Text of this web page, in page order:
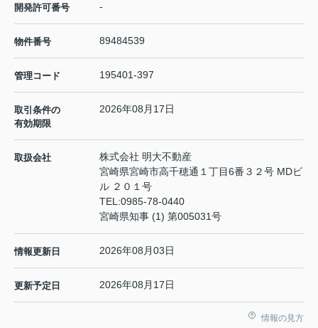
開発許可番号 -
物件番号 89484539
管理コード 195401-397
取引条件の
有効期限
2026年08月17日
取扱会社
株式会社 明大不動産
宮崎県宮崎市高千穂通１丁目6番３２号 MDビ
ル ２０１号
TEL:0985-78-0440
宮崎県知事 (1) 第005031号
情報更新日 2026年08月03日
更新予定日 2026年08月17日
情報の見方